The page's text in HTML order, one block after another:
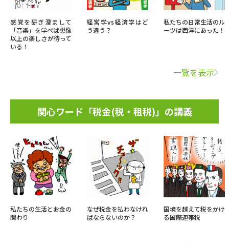
感覚を研ぎ澄まして
「音楽」を学べば想像
以上の楽しさが待って
いる！
経営学vs経済学はど
う違う？
私たちの日常生活のル
ーツは西洋にあった！
一覧を表示
関心ワード「税金(税・租税)」の講義
私たちの生活とお金の
関わり
なぜ税金を払わなけれ
ばならないのか？
国境を越えて税をかけ
る国際連帯税